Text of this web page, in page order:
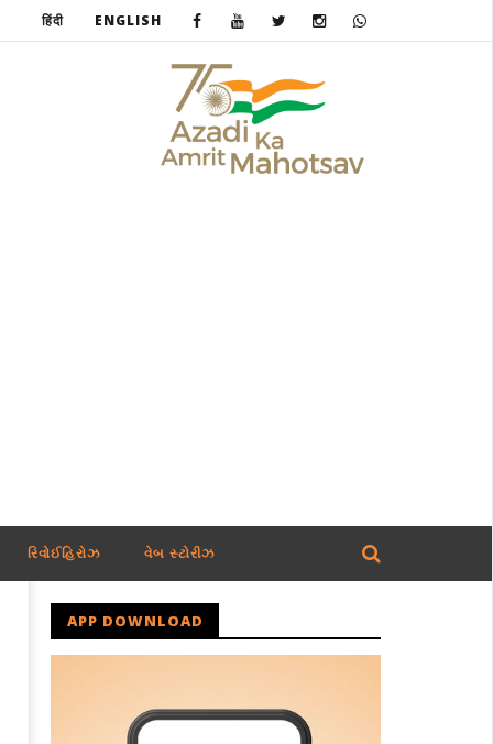
हिंदी ENGLISH
રિવોઈહિરોઝ વેબ સ્ટોરીઝ
APP DOWNLOAD